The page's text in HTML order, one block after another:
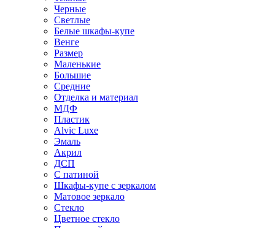
Черные
Светлые
Белые шкафы-купе
Венге
Размер
Маленькие
Большие
Средние
Отделка и материал
МДФ
Пластик
Alvic Luxe
Эмаль
Акрил
ДСП
С патиной
Шкафы-купе с зеркалом
Матовое зеркало
Стекло
Цветное стекло